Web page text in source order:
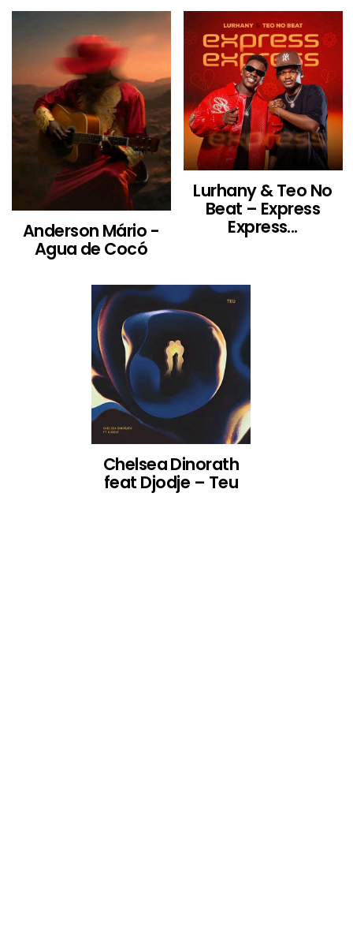
Anderson Mário -
Agua de Cocó
Lurhany & Teo No
Beat – Express
Express...
Chelsea Dinorath
feat Djodje – Teu